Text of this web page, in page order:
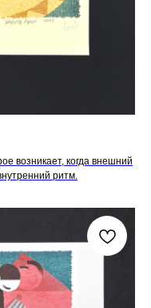
возникает, когда внешний
ритм.